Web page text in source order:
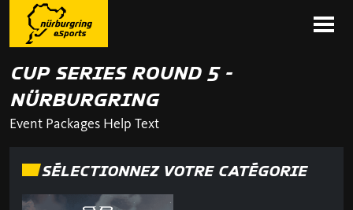
CUP SERIES ROUND 5 -
NÜRBURGRING
Event Packages Help Text
SÉLECTIONNEZ VOTRE CATÉGORIE